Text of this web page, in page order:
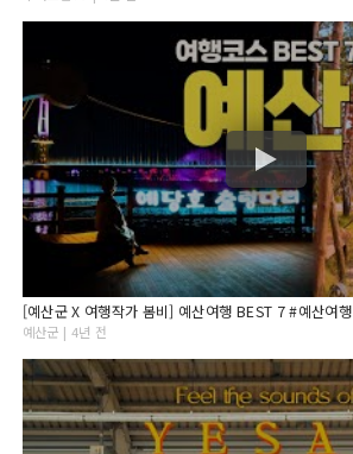
[예산군 X 여행작가 봄비] 예산여행 BEST 7 #예산여행
예산군 | 4년 전